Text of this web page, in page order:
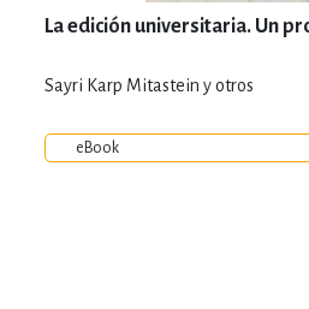
La edición universitaria. Un
Sayri Karp Mitastein y otros
eBook